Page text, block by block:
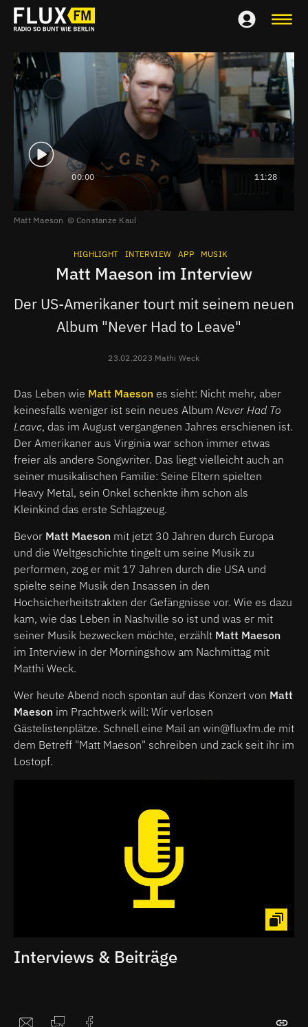
00:00 11:28
Matt Maeson Constanze Kaul
HIGHLIGHT INTERVIEW APP MUSIK
Matt Maeson im Interview
Der US-Amerikaner tourt mit seinem neuen
Album "Never Had to Leave"
23.02.2023 Mathi Weck
Das Leben wie Matt Maeson es sieht: Nicht mehr, aber
keinesfalls weniger ist sein neues Album Never Had To
Leave, das im August vergangenen Jahres erschienen ist.
Der Amerikaner aus Virginia war schon immer etwas
freier als andere Songwriter. Das liegt vielleicht auch an
seiner musikalischen Familie: Seine Eltern spielten
Heavy Metal, sein Onkel schenkte ihm schon als
Kleinkind das erste Schlagzeug.
Bevor Matt Maeson mit jetzt 30 Jahren durch Europa
und die Weltgeschichte tingelt um seine Musik zu
performen, zog er mit 17 Jahren durch die USA und
spielte seine Musik den Insassen in den
Hochsicherheitstrakten der Gefängnisse vor. Wie es dazu
kam, wie das Leben in Nashville so ist und was er mit
seiner Musik bezwecken möchte, erzählt Matt Maeson
im Interview in der Morningshow am Nachmittag mit
Matthi Weck.
Wer heute Abend noch spontan auf das Konzert von Matt
Maeson im Prachtwerk will: Wir verlosen
Gästelistenplätze. Schnell eine Mail an win@fluxfm.de mit
dem Betreff "Matt Maeson" schreiben und zack seit ihr im
Lostopf.
Interviews & Beiträge